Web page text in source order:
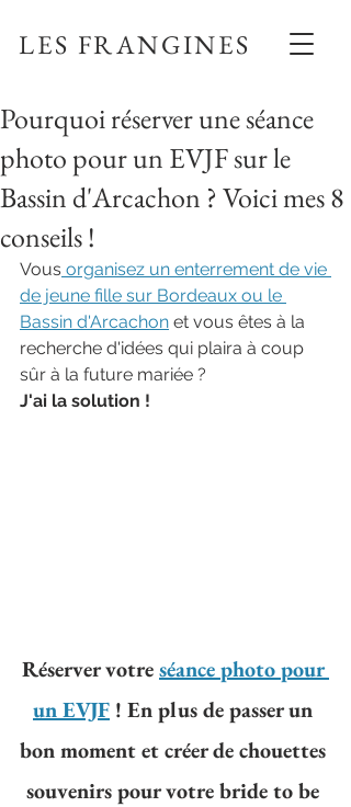
LES FRANGINES
Pourquoi réserver une séance
photo pour un EVJF sur le
Bassin d'Arcachon ? Voici mes 8
conseils !
Vous organisez un enterrement de vie
de jeune fille sur Bordeaux ou le
Bassin d'Arcachon et vous êtes à la
recherche d'idées qui plaira à coup
sûr à la future mariée ?
J'ai la solution !
Réserver votre séance photo pour
un EVJF ! En plus de passer un
bon moment et créer de chouettes
souvenirs pour votre bride to be